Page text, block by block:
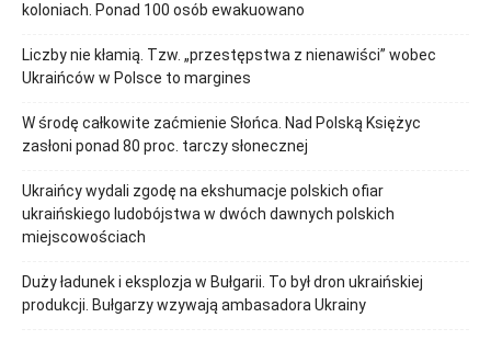
koloniach. Ponad 100 osób ewakuowano
Liczby nie kłamią. Tzw. „przestępstwa z nienawiści” wobec
Ukraińców w Polsce to margines
W środę całkowite zaćmienie Słońca. Nad Polską Księżyc
zasłoni ponad 80 proc. tarczy słonecznej
Ukraińcy wydali zgodę na ekshumacje polskich ofiar
ukraińskiego ludobójstwa w dwóch dawnych polskich
miejscowościach
Duży ładunek i eksplozja w Bułgarii. To był dron ukraińskiej
produkcji. Bułgarzy wzywają ambasadora Ukrainy